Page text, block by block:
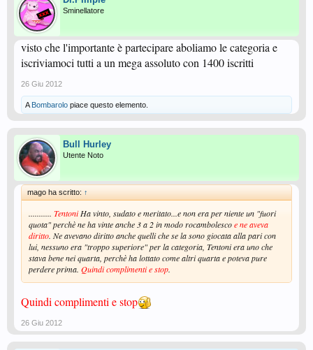
Sminellatore
visto che l'importante è partecipare aboliamo le categoria e
iscriviamoci tutti a un mega assoluto con 1400 iscritti
26 Giu 2012
A Bombarolo piace questo elemento.
Bull Hurley
Utente Noto
mago ha scritto: ↑
........... TentoniHa vinto, sudato e meritato...e non era per niente un "fuori
quota" perchè ne ha vinte anche 3 a 2 in modo rocambolescoe ne aveva
diritto. Ne avevano diritto anche quelli che se la sono giocata alla pari con
lui, nessuno era "troppo superiore" per la categoria, Tentoni era uno che
stava bene nei quarta, perchè ha lottato come altri quarta e poteva pure
perdere prima. Quindi complimenti e stop.
Quindi complimenti e stop
26 Giu 2012